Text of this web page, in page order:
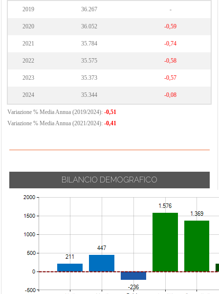
2019 36.267 -
2020 36.052 -0,59
2021 35.784 -0,74
2022 35.575 -0,58
2023 35.373 -0,57
2024 35.344 -0,08
Variazione % Media Annua (2019/2024): -0,51
Variazione % Media Annua (2021/2024): -0,41
BILANCIO DEMOGRAFICO